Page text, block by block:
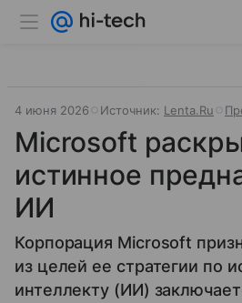
4 июня 2026 Источник: Lenta.Ru
Microsoft
истинное
ИИ
Корпорация Microsoft
из целей ее стратегии по
интеллекту (ИИ)